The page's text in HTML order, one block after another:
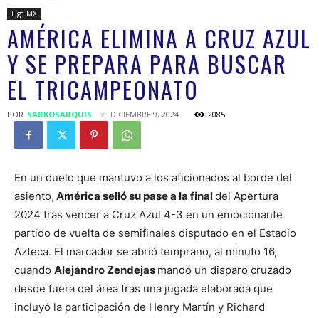
Liga MX
AMÉRICA ELIMINA A CRUZ AZUL
Y SE PREPARA PARA BUSCAR
EL TRICAMPEONATO
POR SARKOSARQUIS DICIEMBRE 9, 2024 2085
En un duelo que mantuvo a los aficionados al borde del
asiento, América selló su pase a la finaldel Apertura
2024 tras vencer a Cruz Azul 4-3 en un emocionante
partido de vuelta de semifinales disputado en el Estadio
Azteca. El marcador se abrió temprano, al minuto 16,
cuando Alejandro Zendejas mandó un disparo cruzado
desde fuera del área tras una jugada elaborada que
incluyó la participación de Henry Martín y Richard